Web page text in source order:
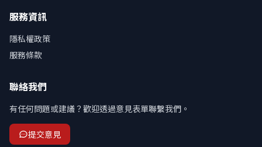
服務資訊
隱私權政策
服務條款
聯絡我們
有任何問題或建議？歡迎透過意見表單聯繫我們。
提交意見